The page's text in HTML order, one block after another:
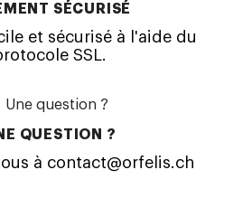
SÉCURISÉ
et sécurisé à l'aide du
SSL.
QUESTION ?
à contact@orfelis.ch